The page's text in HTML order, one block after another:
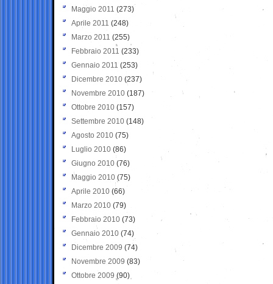
Maggio 2011 (273)
Aprile 2011 (248)
Marzo 2011 (255)
Febbraio 2011 (233)
Gennaio 2011 (253)
Dicembre 2010 (237)
Novembre 2010 (187)
Ottobre 2010 (157)
Settembre 2010 (148)
Agosto 2010 (75)
Luglio 2010 (86)
Giugno 2010 (76)
Maggio 2010 (75)
Aprile 2010 (66)
Marzo 2010 (79)
Febbraio 2010 (73)
Gennaio 2010 (74)
Dicembre 2009 (74)
Novembre 2009 (83)
Ottobre 2009 (90)